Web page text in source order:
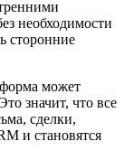
необходимости
сторонние
может
значит, что все
сделки,
и становятся